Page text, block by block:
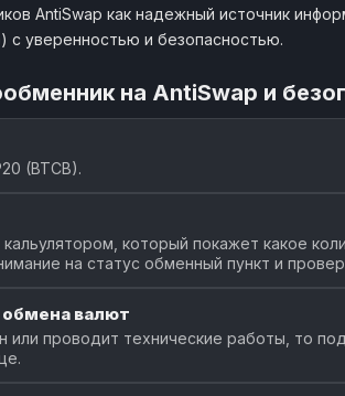
AntiSwap как надежный источник
с уверенностью и безопасностью.
на AntiSwap и
(BTCB).
который покажет какое
на статус обменный пункт и
валют
или проводит технические работы, то